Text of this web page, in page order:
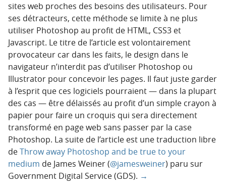
sites web proches des besoins des utilisateurs. Pour
ses détracteurs, cette méthode se limite à ne plus
utiliser Photoshop au profit de HTML, CSS3 et
Javascript. Le titre de l’article est volontairement
provocateur car dans les faits, le design dans le
navigateur n’interdit pas d’utiliser Photoshop ou
Illustrator pour concevoir les pages. Il faut juste garder
à l’esprit que ces logiciels pourraient — dans la plupart
des cas — être délaissés au profit d’un simple crayon à
papier pour faire un croquis qui sera directement
transformé en page web sans passer par la case
Photoshop. La suite de l’article est une traduction libre
deThrow away Photoshop and be true to your
medium de James Weiner (@jamesweiner) paru sur
Government Digital Service (GDS). →